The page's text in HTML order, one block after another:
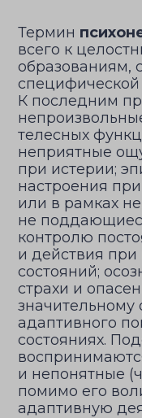
Термин
всего к
образованиям,
К последним
телесных
неприятные
при истерии;
настроения
или в рамках
не
контролю
и действия при
состояний;
страхи и
адаптивного
состояниях.
и непонятные
помимо его
адаптивную